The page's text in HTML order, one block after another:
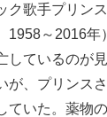
ク歌手プリン
1958～2016年
しているのが
が、プリンス
ていた。薬物